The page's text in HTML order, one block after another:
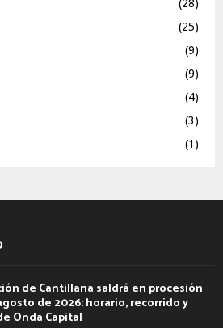
(28)
(25)
(9)
(9)
(4)
(3)
(1)
de Cantillana saldrá en procesión
de 2026: horario, recorrido y
Onda Capital